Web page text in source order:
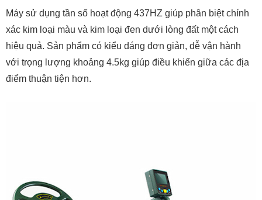
Máy sử dụng tần số hoạt động 437HZ giúp phân biệt chính
xác kim loại màu và kim loại đen dưới lòng đất một cách
hiệu quả. Sản phẩm có kiểu dáng đơn giản, dễ vận hành
với trọng lượng khoảng 4.5kg giúp điều khiển giữa các địa
điểm thuận tiện hơn.